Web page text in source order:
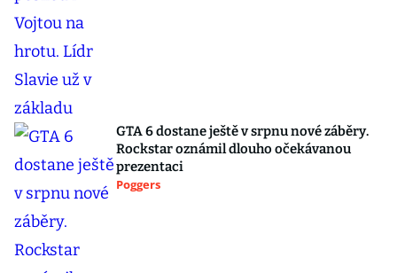
GTA 6 dostane ještě v srpnu nové záběry.
Rockstar oznámil dlouho očekávanou
prezentaci
Poggers